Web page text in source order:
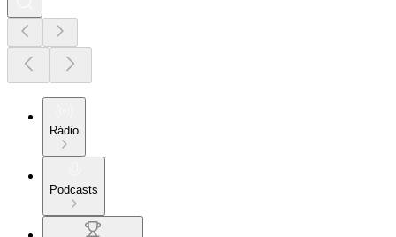
Rádio
Podcasts